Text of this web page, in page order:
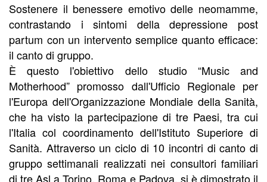
Sostenere il benessere emotivo delle neomamme,
contrastando i sintomi della depressione post
partum con un intervento semplice quanto efficace:
il canto di gruppo.
È questo l'obiettivo dello studio “Music and
Motherhood” promosso dall'Ufficio Regionale per
l'Europa dell'Organizzazione Mondiale della Sanità,
che ha visto la partecipazione di tre Paesi, tra cui
l'Italia col coordinamento dell'Istituto Superiore di
Sanità. Attraverso un ciclo di 10 incontri di canto di
gruppo settimanali realizzati nei consultori familiari
di tre Asl a Torino, Roma e Padova, si è dimostrato il